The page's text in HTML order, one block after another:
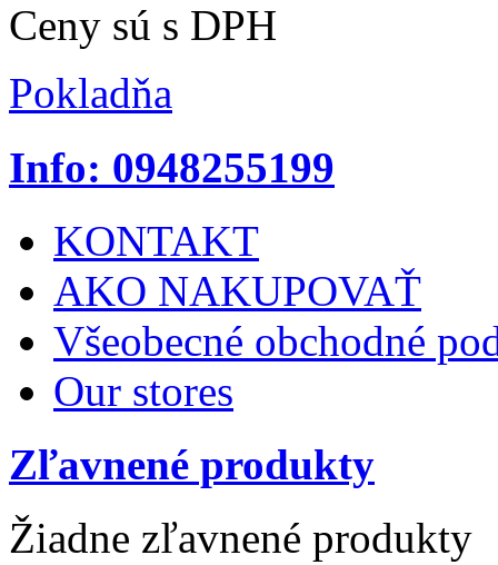
Ceny sú s DPH
Pokladňa
Info: 0948255199
KONTAKT
AKO NAKUPOVAŤ
Všeobecné obchodné
Our stores
Zľavnené produkty
Žiadne zľavnené produkty